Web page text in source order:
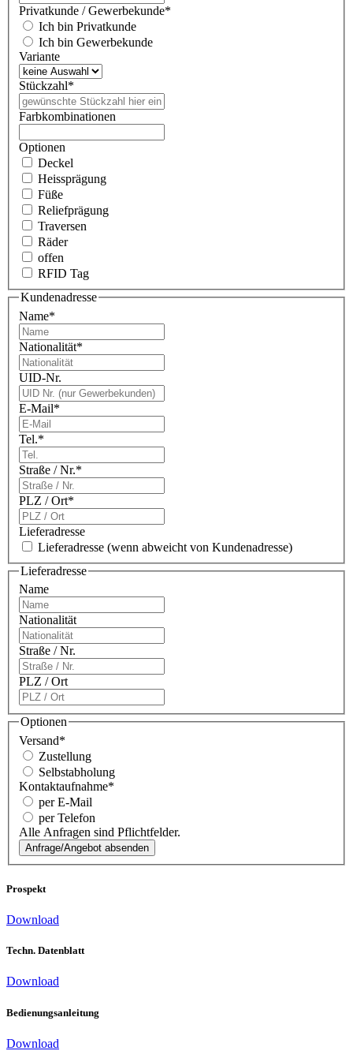
Privatkunde / Gewerbekunde*
Ich bin Privatkunde
Ich bin Gewerbekunde
Variante
Stückzahl*
Farbkombinationen
Optionen
Deckel
Heissprägung
Füße
Reliefprägung
Traversen
Räder
offen
RFID Tag
Kundenadresse
Name*
Nationalität*
UID-Nr.
E-Mail*
Tel.*
Straße / Nr.*
PLZ / Ort*
Lieferadresse
Lieferadresse (wenn abweicht von Kundenadresse)
Lieferadresse
Name
Nationalität
Straße / Nr.
PLZ / Ort
Optionen
Versand*
Zustellung
Selbstabholung
Kontaktaufnahme*
per E-Mail
per Telefon
Alle Anfragen sind Pflichtfelder.
Prospekt
Download
Techn. Datenblatt
Download
Bedienungs­anleitung
Download